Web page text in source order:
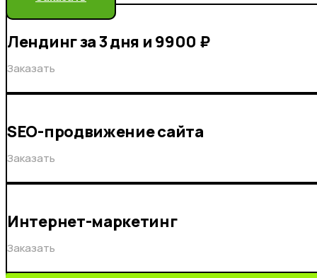
Лендинг за 3 дня и 9900 ₽
Заказать
SEO-продвижение сайта
Заказать
Интернет-маркетинг
Заказать